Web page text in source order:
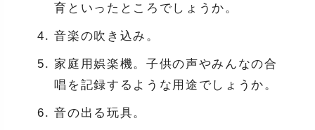
育といったところでしょうか。
音楽の吹き込み。
家庭用娯楽機。子供の声やみんなの合
唱を記録するような用途でしょうか。
音の出る玩具。